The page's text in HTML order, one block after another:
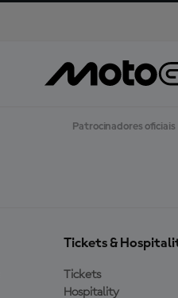
Patrocinadores oficiais
Tickets &
Tickets
Hospitality